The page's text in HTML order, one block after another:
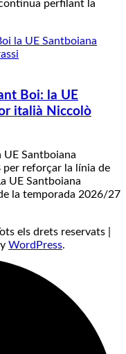
perfilant la
Boi: la UE
italià Niccolò
UE Santboiana
per reforçar la línia de
UE Santboiana
la temporada 2026/27
els drets reservats |
WordPress.